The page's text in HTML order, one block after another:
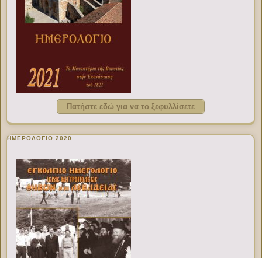
Πατήστε εδώ για να το ξεφυλλίσετε
ΗΜΕΡΟΛΟΓΙΟ 2020